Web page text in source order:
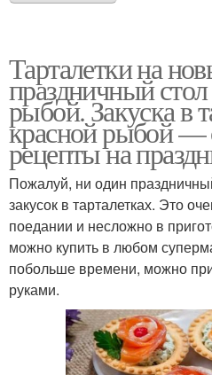
Тарталетки на
праздничный
рыбой. Закуска в
красной рыбой —
рецепты на
Пожалуй, ни один
закусок в тарталетках. Это
поедании и несложно в
можно купить в любом
побольше времени, можно
руками.